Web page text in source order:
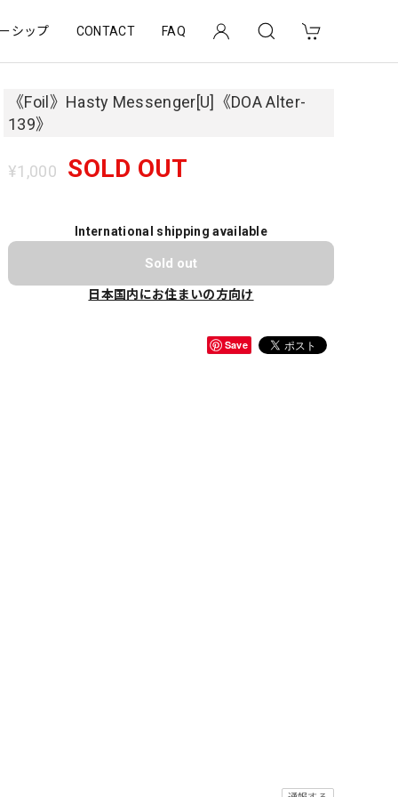
シップ CONTACT FAQ
《Foil》Hasty Messenger[U]《DOA Alter-
139》
¥1,000 SOLD OUT
International shipping available
Sold out
日本国内にお住まいの方向け
Save